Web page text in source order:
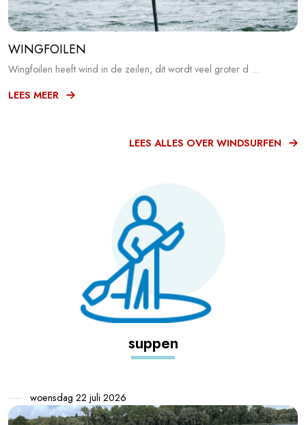
WINGFOILEN
Wingfoilen heeft wind in de zeilen, dit wordt veel groter d ...
LEES MEER
LEES ALLES OVER WINDSURFEN
suppen
woensdag 22 juli 2026